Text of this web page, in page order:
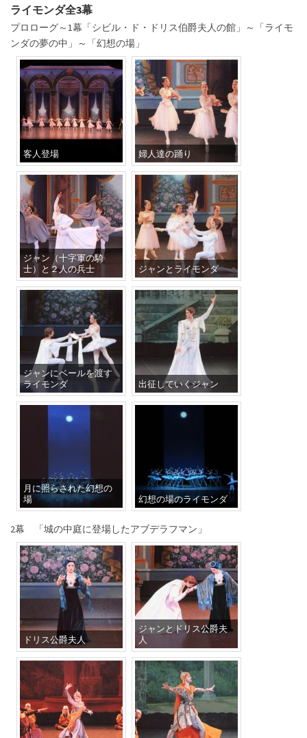
ライモンダ全3幕
プロローグ～1幕「シビル・ド・ドリス伯爵夫人の館」～「ライモ
ンダの夢の中」～「幻想の場」
客人登場 婦人達の踊り
ジャン（十字軍の騎
士）と２人の兵士
ジャンとライモンダ
ジャンにベールを渡す
ライモンダ
出征していくジャン
月に照らされた幻想の
場
幻想の場のライモンダ
2幕 「城の中庭に登場したアブデラフマン」
ドリス公爵夫人
ジャンとドリス公爵夫
人